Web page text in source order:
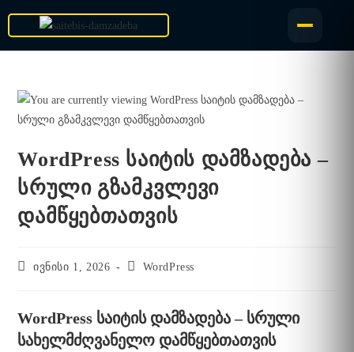
WordPress საიტის დამზადება –
სრული გზამკვლევი
დამწყებთათვის
ივნისი 1, 2026 WordPress
WordPress საიტის დამზადება – სრული
სახელმძღვანელო დამწყებთათვის